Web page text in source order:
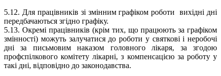
5.12. Для працівників зі змінним графіком роботи
вихідні дні
передбачаються згідно графіку.
5.13. Окремі працівників (крім тих, що працюють за графіком
змінності) можуть залучатися до роботи у святкові і неробочі
дні за письмовим наказом головного лікаря, за згодою
профспілкового комітету лікарні, з компенсацією за роботу у
такі дні, відповідно до законодавства.